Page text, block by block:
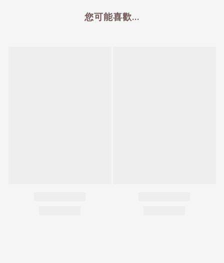
您可能喜歡...